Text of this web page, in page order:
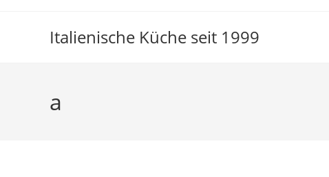
Italienische Küche seit 1999
a